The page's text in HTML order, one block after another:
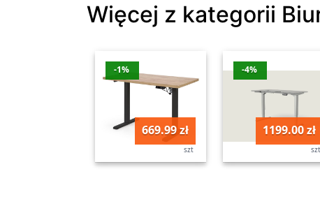
Więcej z kategorii
-1%
669.99 zł
szt
-4%
1199.00 zł
szt